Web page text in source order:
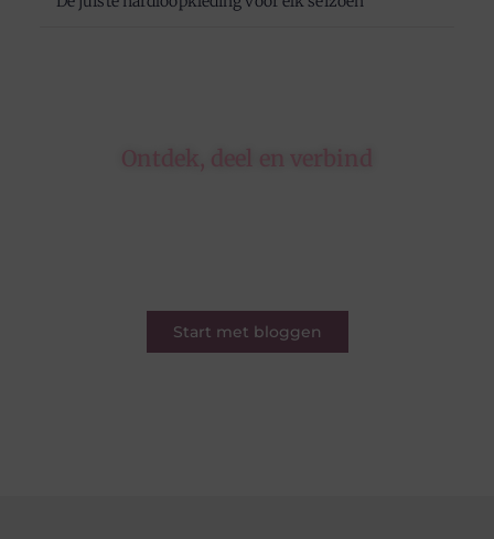
Ontdek, deel en verbind
Start met bloggen